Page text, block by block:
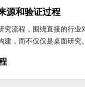
源和验证过程
究流程，围绕直接的行业
，而不仅仅是桌面研究。